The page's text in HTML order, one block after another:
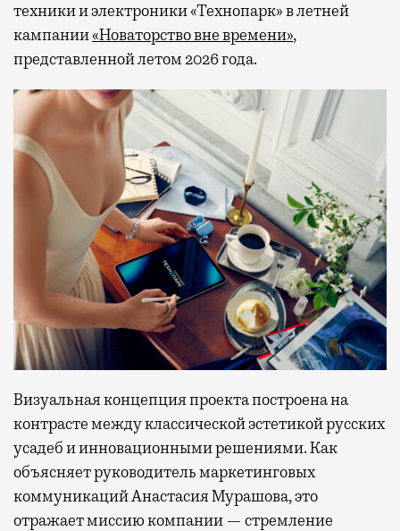
техники и электроники «Технопарк» в летней
кампании«Новаторство вне времени»,
представленной летом 2026 года.
Визуальная концепция проекта построена на
контрасте между классической эстетикой русских
усадеб и инновационными решениями. Как
объясняет руководитель маркетинговых
коммуникаций Анастасия Мурашова, это
отражает миссию компании — стремление